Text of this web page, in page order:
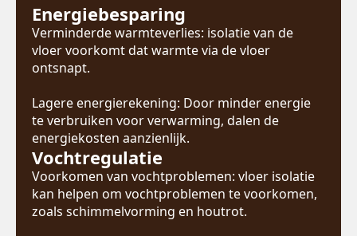
Energiebesparing
Verminderde warmteverlies: isolatie van de
vloer voorkomt dat warmte via de vloer
ontsnapt.
Lagere energierekening: Door minder energie
te verbruiken voor verwarming, dalen de
energiekosten aanzienlijk.
Vochtregulatie
Voorkomen van vochtproblemen: vloer isolatie
kan helpen om vochtproblemen te voorkomen,
zoals schimmelvorming en houtrot.